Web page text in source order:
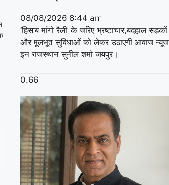
08/08/2026 8:44 am
‘हिसाब मांगो रैली’ के जरिए भ्रष्टाचार,बदहाल सड़कों
और मूलभूत सुविधाओं को लेकर उठाएगी आवाज न्यूज
इन राजस्थान सुनील शर्मा जयपुर।